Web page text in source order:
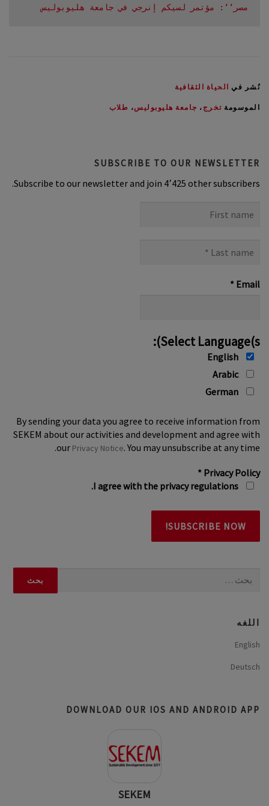
مصر‘‘: مؤتمر لسيكم إنرجي في جامعة هليوبوليس
نُشر في الحياة الثقافية
الموسومة تخرج ، جامعة هليوبوليس، طلاب
SUBSCRIBE TO OUR NEWSLETTER
Subscribe to our newsletter and join 4٬425 other subscribers.
name
name
Email
*
Select Language(s):
Arabic
By sending your data you agree to receive information from
SEKEM about our activities and development and agree with
our Privacy Notice. You may unsubscribe at any time.
Privacy Policy
*
اللغه
English
Deutsch
DOWNLOAD OUR IOS AND ANDROID APP
SEKEM